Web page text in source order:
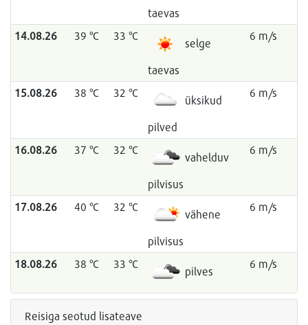
taevas
14.08.26 39 °C 33 °C
selge
taevas
6 m/s
15.08.26 38 °C 32 °C
üksikud
pilved
6 m/s
16.08.26 37 °C 32 °C
vahelduv
pilvisus
6 m/s
17.08.26 40 °C 32 °C
vähene
pilvisus
6 m/s
18.08.26 38 °C 33 °C
pilves
6 m/s
Reisiga seotud lisateave